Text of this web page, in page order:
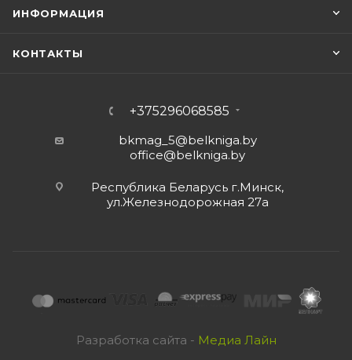
ИНФОРМАЦИЯ
КОНТАКТЫ
+375296068585
bkmag_5@belkniga.by
office@belkniga.by
Республика Беларусь г.Минск,
ул.Железнодорожная 27а
Разработка сайта - Медиа Лайн